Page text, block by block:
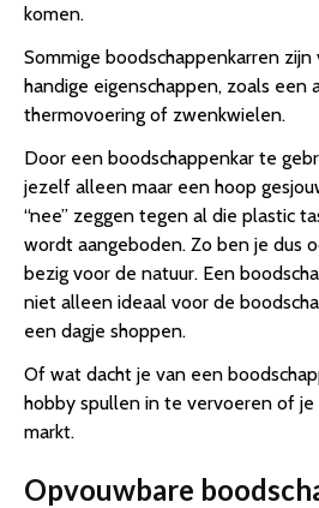
komen.
Sommige boodschappenkarren
handige eigenschappen, zoals een
thermovoering of zwenkwielen.
Door een boodschappenkar te
jezelf alleen maar een hoop
“nee” zeggen tegen al die plastic
wordt aangeboden. Zo ben je dus
bezig voor de natuur. Een
niet alleen ideaal voor de
een dagje shoppen.
Of wat dacht je van een
hobby spullen in te vervoeren of
markt.
Opvouwbare